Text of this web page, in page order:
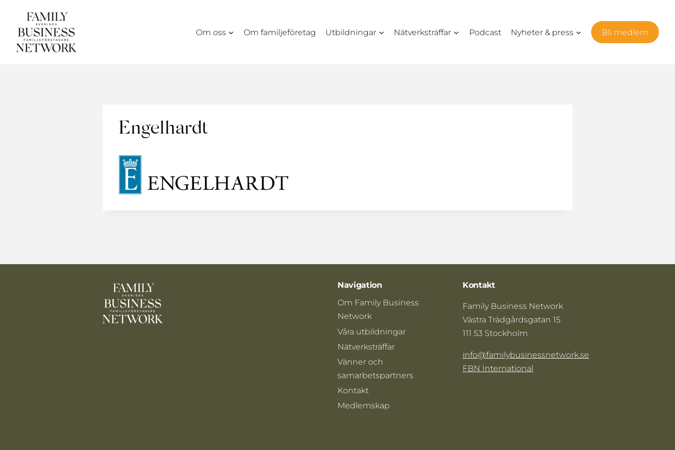
content
Om oss Om familjeföretag Utbildningar Nätverksträffar Podcast Nyheter & press Bli medlem
Engelhardt
Navigation
Om Family Business
Network
Våra utbildningar
Nätverksträffar
Vänner och
samarbetspartners
Kontakt
Medlemskap
Kontakt
Family Business Network
Västra Trädgårdsgatan 15
111 53 Stockholm
info@familybusinessnetwork.se
FBN International